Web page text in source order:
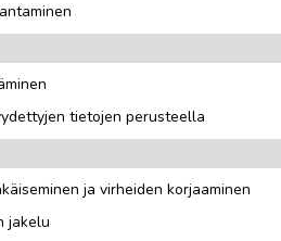
tietojen perusteella
ja virheiden korjaaminen
jakelu